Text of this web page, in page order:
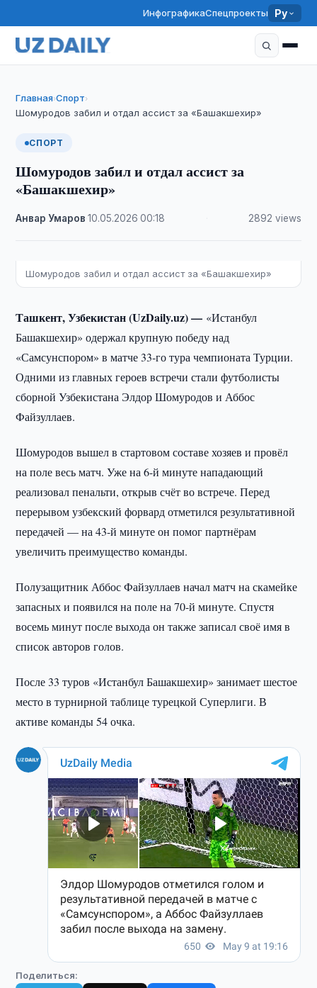
ИнфографикаСпецпроекты Ру
Главная›Спорт›
Шомуродов забил и отдал ассист за «Башакшехир»
СПОРТ
Шомуродов забил и отдал ассист за
«Башакшехир»
Анвар Умаров ·10.05.2026 ·00:18 2892 views
Шомуродов забил и отдал ассист за «Башакшехир»
Ташкент, Узбекистан (UzDaily.uz) — «Истанбул
Башакшехир» одержал крупную победу над
«Самсунспором» в матче 33-го тура чемпионата Турции.
Одними из главных героев встречи стали футболисты
сборной Узбекистана Элдор Шомуродов и Аббос
Файзуллаев.
Шомуродов вышел в стартовом составе хозяев и провёл
на поле весь матч. Уже на 6-й минуте нападающий
реализовал пенальти, открыв счёт во встрече. Перед
перерывом узбекский форвард отметился результативной
передачей — на 43-й минуте он помог партнёрам
увеличить преимущество команды.
Полузащитник Аббос Файзуллаев начал матч на скамейке
запасных и появился на поле на 70-й минуте. Спустя
восемь минут после выхода он также записал своё имя в
список авторов голов.
После 33 туров «Истанбул Башакшехир» занимает шестое
место в турнирной таблице турецкой Суперлиги. В
активе команды 54 очка.
Поделиться: